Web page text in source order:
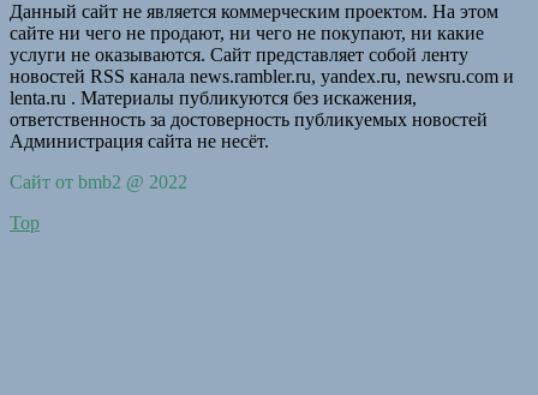
Данный сайт не является коммерческим проектом. На этом
сайте ни чего не продают, ни чего не покупают, ни какие
услуги не оказываются. Сайт представляет собой ленту
новостей RSS канала news.rambler.ru, yandex.ru, newsru.com и
lenta.ru . Материалы публикуются без искажения,
ответственность за достоверность публикуемых новостей
Администрация сайта не несёт.
Сайт от bmb2 @ 2022
Top